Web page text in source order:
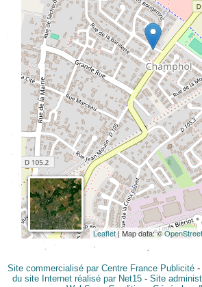
Leaflet | Map data: ©
Site commercialisé par Centre France Publicité-
du site Internet réalisé par Net15- Site